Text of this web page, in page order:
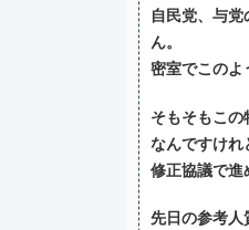
自民党、与
ん。
密室でこのよ
そもそもこ
なんですけれ
修正協議で進
先日の参考人